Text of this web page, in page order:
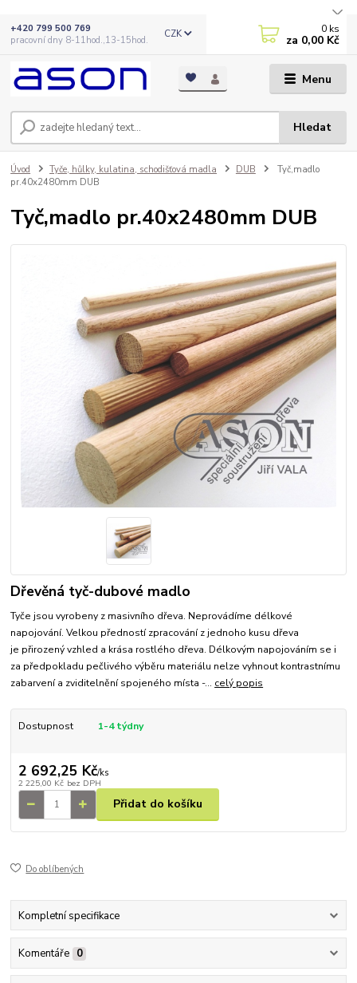
Menu
CZK
Hledat
+420 799 500 769
pracovní dny 8-11hod.,13-15hod.
0 ks
za 0,00 Kč
Úvod Tyče, hůlky, kulatina, schodišťová madla DUB
Tyč,madlo
pr.40x2480mm DUB
Tyč,madlo pr.40x2480mm DUB
Dřevěná tyč-dubové madlo
Tyče jsou vyrobeny z masivního dřeva. Neprovádíme délkové
napojování. Velkou předností zpracování z jednoho kusu dřeva
je přirozený vzhled a krása rostlého dřeva. Délkovým napojováním se i
za předpokladu pečlivého výběru materiálu nelze vyhnout kontrastnímu
zabarvení a zviditelnění spojeného místa -... celý popis
Dostupnost 1-4 týdny
2 692,25 Kč/ks
2 225,00 Kč bez DPH
Přidat do košíku
Do oblíbených
Kompletní specifikace
Komentáře 0